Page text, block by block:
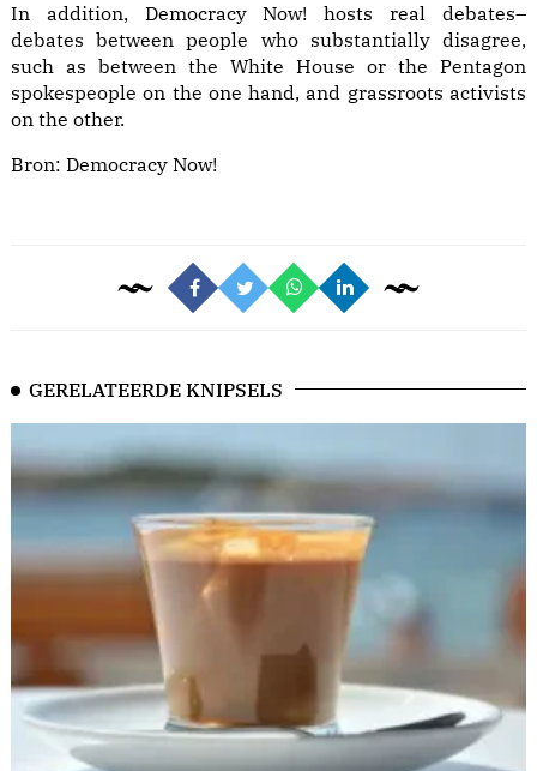
In addition, Democracy Now! hosts real debates–
debates between people who substantially disagree,
such as between the White House or the Pentagon
spokespeople on the one hand, and grassroots activists
on the other.
Bron: Democracy Now!
GERELATEERDE KNIPSELS